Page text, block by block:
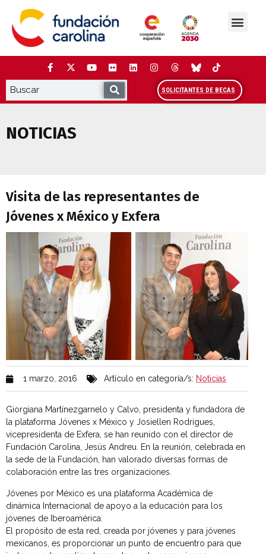
contenido
SOLICITANTES DE BECAS
NOTICIAS
Visita de las representantes de
Jóvenes x México y Exfera
1 marzo, 2016 Artículo en categoría/s: Noticias
Giorgiana Martínezgarnelo y Calvo, presidenta y fundadora de
la plataforma Jóvenes x México y Josiellen Rodrigues,
vicepresidenta de Exfera, se han reunido con el director de
Fundación Carolina, Jesús Andreu. En la reunión, celebrada en
la sede de la Fundación, han valorado diversas formas de
colaboración entre las tres organizaciones.
Jóvenes por México es una plataforma Académica de
dinámica Internacional de apoyo a la educación para los
jóvenes de Iberoamérica.
El propósito de esta red, creada por jóvenes y para jóvenes
mexicanos, es proporcionar un punto de encuentro para que